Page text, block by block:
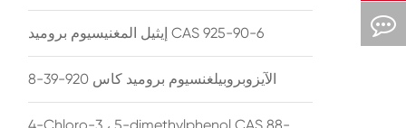
إيثيل المغنيسيوم بروميد CAS 925-90-6
الآيزوبروبيلغنسيوم بروميد كاس 920-39-8
4-Chloro-3 ، 5-dimethylphenol CAS 88-